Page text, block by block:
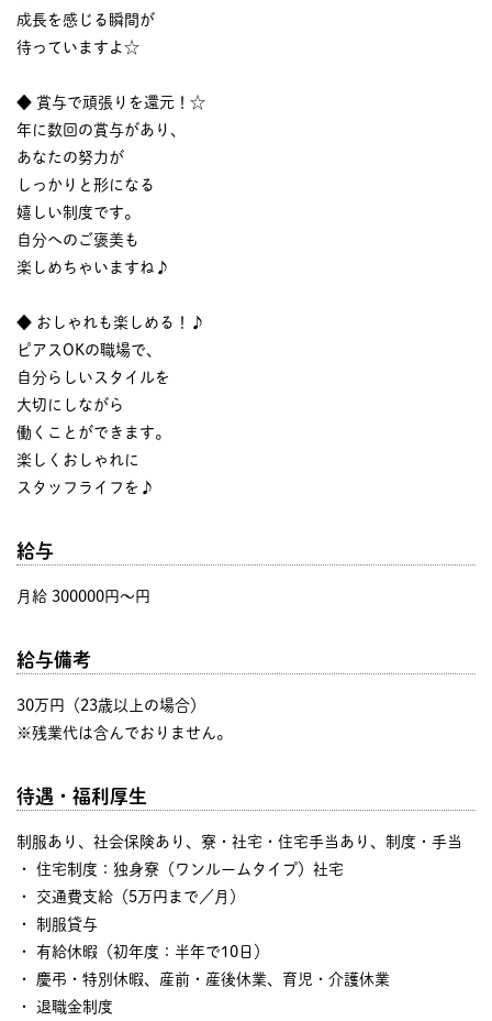
成長を感じる瞬間が
待っていますよ☆
◆ 賞与で頑張りを還元！☆
年に数回の賞与があり、
あなたの努力が
しっかりと形になる
嬉しい制度です。
自分へのご褒美も
楽しめちゃいますね♪
◆ おしゃれも楽しめる！♪
ピアスOKの職場で、
自分らしいスタイルを
大切にしながら
働くことができます。
楽しくおしゃれに
スタッフライフを♪
給与
月給 300000円〜円
給与備考
30万円（23歳以上の場合）
※残業代は含んでおりません。
待遇・福利厚生
制服あり、社会保険あり、寮・社宅・住宅手当あり、制度・手当
・ 住宅制度：独身寮（ワンルームタイプ）社宅
・ 交通費支給（5万円まで／月）
・ 制服貸与
・ 有給休暇（初年度：半年で10日）
・ 慶弔・特別休暇、産前・産後休業、育児・介護休業
・ 退職金制度